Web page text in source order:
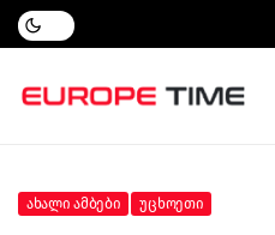
Ახალი Ამბები Უცხოეთი